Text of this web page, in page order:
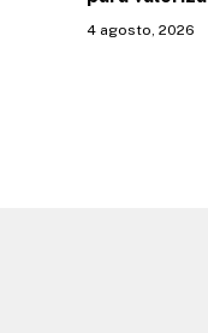
4 agosto, 2026